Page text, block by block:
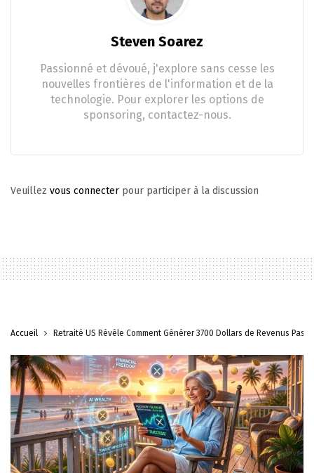
Steven Soarez
Passionné et dévoué, j'explore sans cesse les
nouvelles frontières de l'information et de la
technologie. Pour explorer les options de
sponsoring, contactez-nous.
Veuillez vous connecter pour participer à la discussion
Accueil Retraité US Révèle Comment Générer 3700 Dollars de Revenus